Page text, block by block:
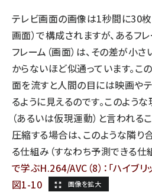
テレビ画面の画像は1秒間に30枚
画面）で構成されますが、あるフ
フレーム（画面）は、その差が小
からないほど似通っています。こ
面を流すと人間の目には映画や
るように見えるのです。このような
（あるいは仮現運動）と言われる
圧縮する場合は、このような隣り
る仕組み（すなわち予測できる仕
で学ぶH.264/AVC（8）：「ハイブリ
図1-10